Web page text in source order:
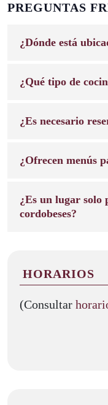
PREGUNTAS
¿Dónde está
¿Qué tipo de
¿Es necesario
¿Ofrecen menús
¿Es un lugar solo
cordobeses?
HORARIOS
(Consultar